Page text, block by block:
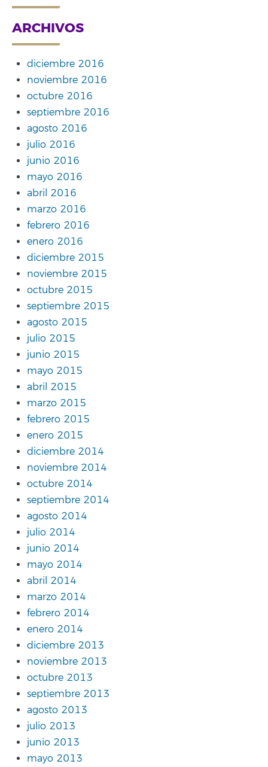
ARCHIVOS
diciembre 2016
noviembre 2016
octubre 2016
septiembre 2016
agosto 2016
julio 2016
junio 2016
mayo 2016
abril 2016
marzo 2016
febrero 2016
enero 2016
diciembre 2015
noviembre 2015
octubre 2015
septiembre 2015
agosto 2015
julio 2015
junio 2015
mayo 2015
abril 2015
marzo 2015
febrero 2015
enero 2015
diciembre 2014
noviembre 2014
octubre 2014
septiembre 2014
agosto 2014
julio 2014
junio 2014
mayo 2014
abril 2014
marzo 2014
febrero 2014
enero 2014
diciembre 2013
noviembre 2013
octubre 2013
septiembre 2013
agosto 2013
julio 2013
junio 2013
mayo 2013